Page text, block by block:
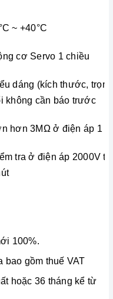
~ +40°C
cơ Servo 1 chiều
dáng (kích thước,
không cần báo trước
hơn 3MΩ ở điện áp 1
tra ở điện áp 2000V
100%.
bao gồm thuế VAT
hoặc 36 tháng kể từ